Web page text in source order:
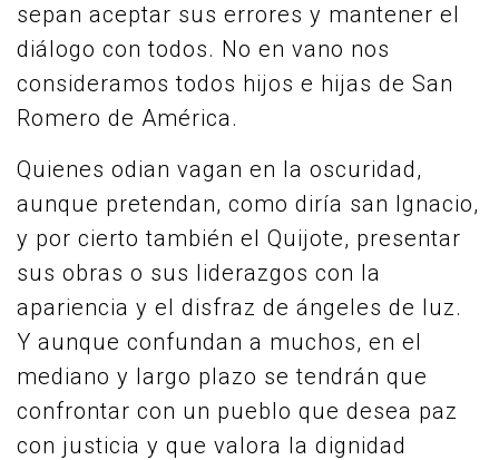
sepan aceptar sus errores y mantener el
diálogo con todos. No en vano nos
consideramos todos hijos e hijas de San
Romero de América.
Quienes odian vagan en la oscuridad,
aunque pretendan, como diría san Ignacio,
y por cierto también el Quijote, presentar
sus obras o sus liderazgos con la
apariencia y el disfraz de ángeles de luz.
Y aunque confundan a muchos, en el
mediano y largo plazo se tendrán que
confrontar con un pueblo que desea paz
con justicia y que valora la dignidad